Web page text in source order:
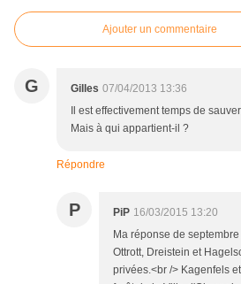
Ajouter un commentaire
G Gilles 07/04/2013 13:36
Il est effectivement temps de
Mais à qui appartient-il ?
Répondre
P PiP 16/03/2015 13:20
Ma réponse de
Ottrott, Dreistein et
privées.<br /> Kagenfels